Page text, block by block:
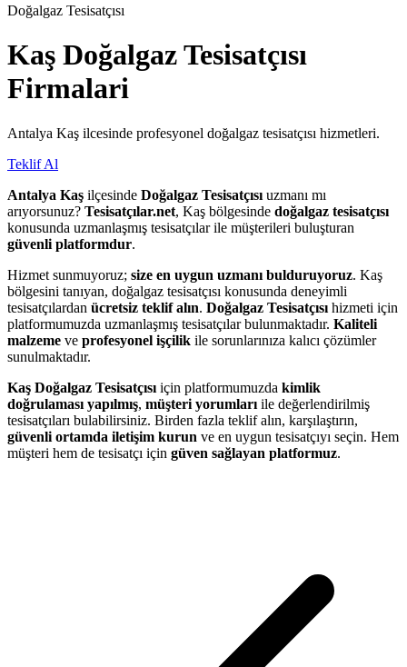
Doğalgaz Tesisatçısı
Kaş Doğalgaz Tesisatçısı
Firmalari
Antalya Kaş ilcesinde profesyonel doğalgaz tesisatçısı hizmetleri.
Teklif Al
Antalya Kaş ilçesinde Doğalgaz Tesisatçısı uzmanı mı
arıyorsunuz? Tesisatçılar.net, Kaş bölgesinde doğalgaz tesisatçısı
konusunda uzmanlaşmış tesisatçılar ile müşterileri buluşturan
güvenli platformdur.
Hizmet sunmuyoruz; size en uygun uzmanı bulduruyoruz. Kaş
bölgesini tanıyan, doğalgaz tesisatçısı konusunda deneyimli
tesisatçılardan ücretsiz teklif alın. Doğalgaz Tesisatçısı hizmeti için
platformumuzda uzmanlaşmış tesisatçılar bulunmaktadır. Kaliteli
malzeme ve profesyonel işçilik ile sorunlarınıza kalıcı çözümler
sunulmaktadır.
Kaş Doğalgaz Tesisatçısı için platformumuzda kimlik
doğrulaması yapılmış, müşteri yorumları ile değerlendirilmiş
tesisatçıları bulabilirsiniz. Birden fazla teklif alın, karşılaştırın,
güvenli ortamda iletişim kurun ve en uygun tesisatçıyı seçin. Hem
müşteri hem de tesisatçı için güven sağlayan platformuz.